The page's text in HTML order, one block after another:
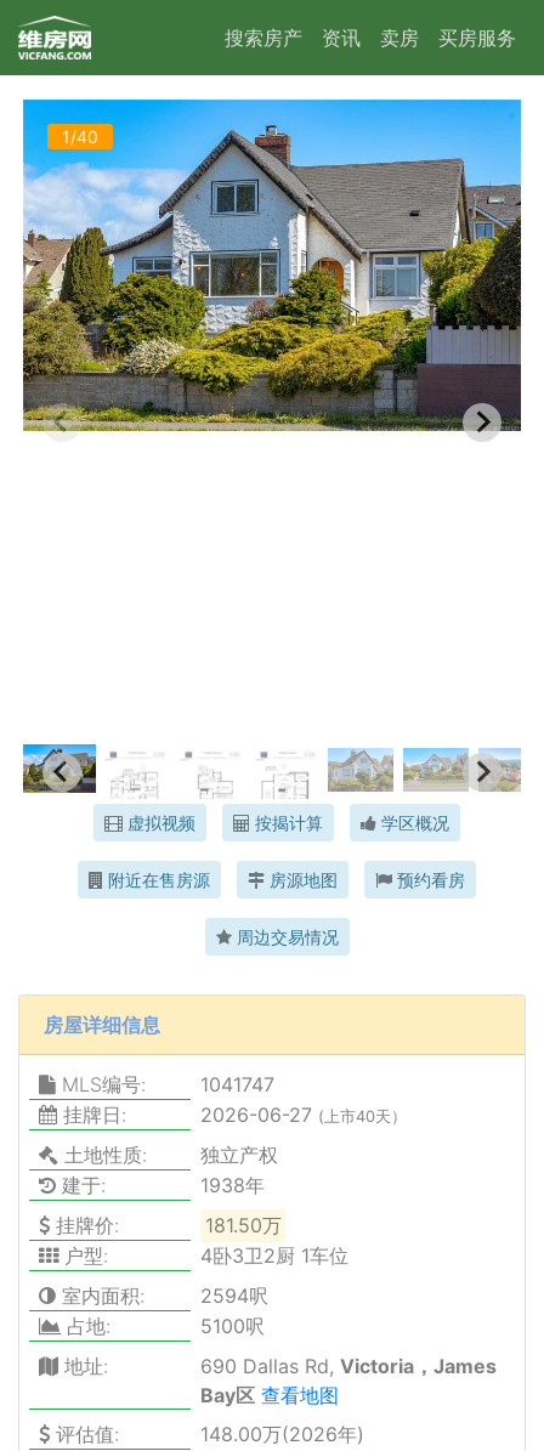
搜索房产 资讯 卖房 买房服务
1/40
虚拟视频 按揭计算 学区概况
附近在售房源 房源地图 预约看房
周边交易情况
房屋详细信息
MLS编号:
1041747
挂牌日:
2026-06-27 (上市40天）
土地性质:
独立产权
建于:
1938年
挂牌价:
181.50万
户型:
4卧3卫2厨 1车位
室内面积:
2594呎
占地:
5100呎
地址:
690 Dallas Rd,Victoria，James
Bay区 查看地图
评估值:
148.00万(2026年)